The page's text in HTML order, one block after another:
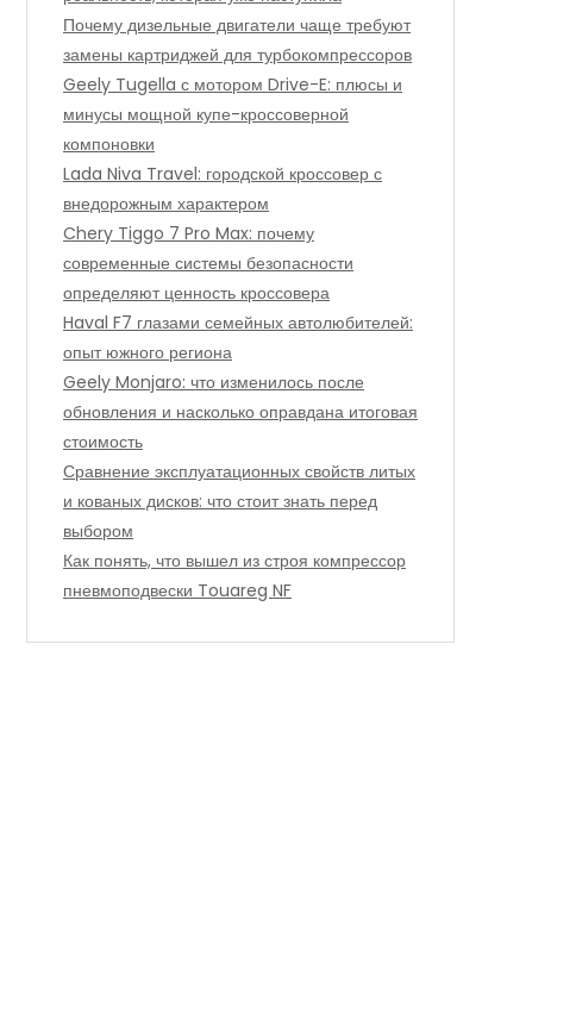
Почему дизельные двигатели чаще требуют
замены картриджей для турбокомпрессоров
Geely Tugella с мотором Drive-E: плюсы и
минусы мощной купе-кроссоверной
компоновки
Lada Niva Travel: городской кроссовер с
внедорожным характером
Chery Tiggo 7 Pro Max: почему
современные системы безопасности
определяют ценность кроссовера
Haval F7 глазами семейных автолюбителей:
опыт южного региона
Geely Monjaro: что изменилось после
обновления и насколько оправдана итоговая
стоимость
Сравнение эксплуатационных свойств литых
и кованых дисков: что стоит знать перед
выбором
Как понять, что вышел из строя компрессор
пневмоподвески Touareg NF